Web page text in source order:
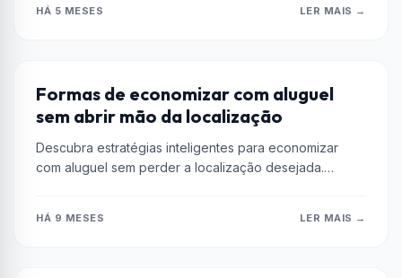
HÁ 5 MESES LER MAIS →
DICAS
Formas de economizar com aluguel
sem abrir mão da localização
Descubra estratégias inteligentes para economizar
com aluguel sem perder a localização desejada.
HÁ 9 MESES LER MAIS →